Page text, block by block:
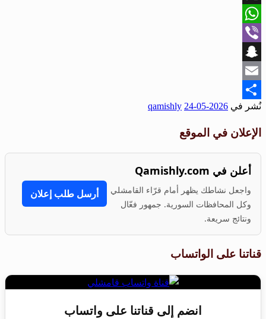
X
WhatsApp
Viber
Snapchat
Email
Share
نُشر في 2026-05-24
qamishly
الإعلان في الموقع
أعلن في Qamishly.com
واجعل نشاطك يظهر أمام قرّاء القامشلي
وكل المحافظات السورية. جمهور فعّال
ونتائج سريعة.
أرسل طلب إعلان
قناتنا على الواتساب
انضم إلى قناتنا على واتساب